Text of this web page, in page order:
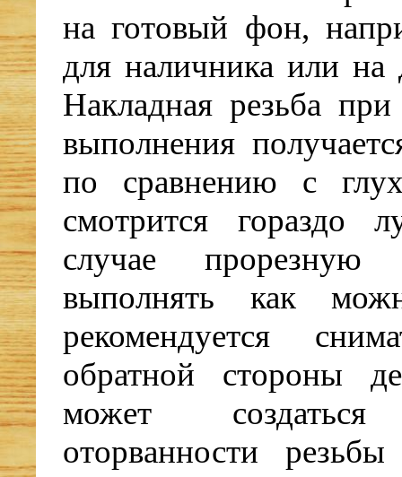
на готовый фон,
для наличника или на
Накладная резьба
выполнения
по сравнению с
смотрится гораздо
случае прорезную
выполнять как
рекомендуется
обратной стороны
может создаться
оторванности